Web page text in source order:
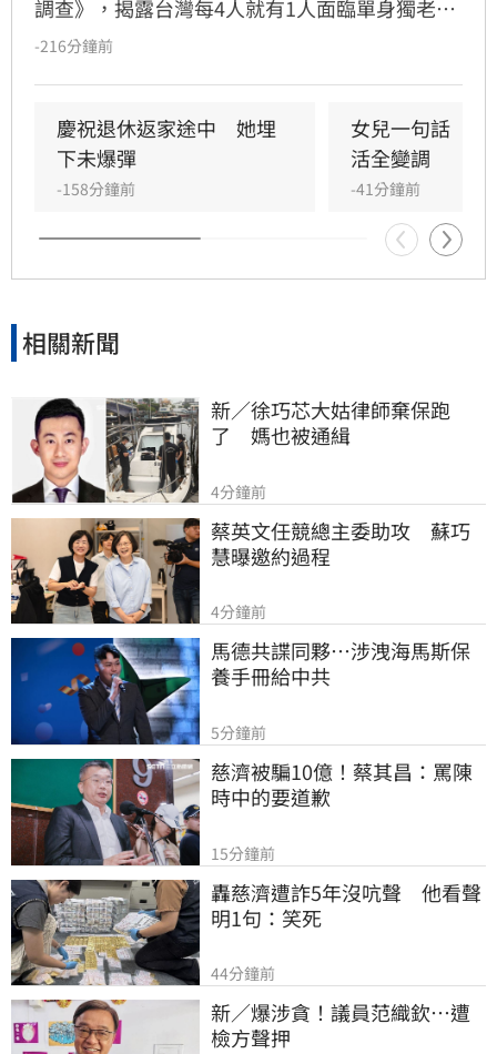
調查》，揭露台灣每4人就有1人面臨單身獨老。
儘管逾七成國人準備退休金，卻因缺乏長照規劃
排財務代理；「已婚有子女」者則出現「重子
女、輕老本」失衡現象。專家提出「TALK」理財
心法，建議民眾透過目標盤點、專款配置、明確
傳承及安養信託等機制，及早建立樂齡財富防禦
網，避免資產傳承糾紛，確保晚年財務自主與安
全，打造穩健的退休生活藍圖。
-216分鐘前
慶祝退休返家途中　她埋
下未爆彈
-158分鐘前
女兒一句話　
活全變調
-41分鐘前
相關新聞
新／徐巧芯大姑律師棄保跑
了　媽也被通緝
4分鐘前
蔡英文任競總主委助攻　蘇巧
慧曝邀約過程
4分鐘前
馬德共諜同夥…涉洩海馬斯保
養手冊給中共
5分鐘前
慈濟被騙10億！蔡其昌：罵陳
時中的要道歉
15分鐘前
轟慈濟遭詐5年沒吭聲　他看聲
明1句：笑死
44分鐘前
新／爆涉貪！議員范織欽…遭
檢方聲押